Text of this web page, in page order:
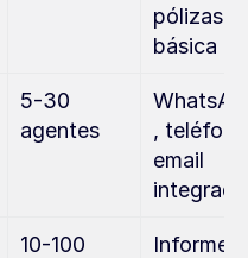
pólizas
básica
5-30
agentes
,
email
10-100
Informes